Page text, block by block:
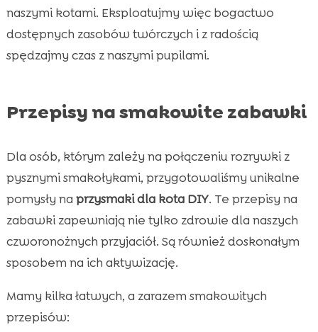
naszymi kotami. Eksploatujmy więc bogactwo
dostępnych zasobów twórczych i z radością
spędzajmy czas z naszymi pupilami.
Przepisy na smakowite zabawki
Dla osób, którym zależy na połączeniu rozrywki z
pysznymi smakołykami, przygotowaliśmy unikalne
pomysły na przysmaki dla kota DIY. Te przepisy na
zabawki zapewniają nie tylko zdrowie dla naszych
czworonożnych przyjaciół. Są również doskonałym
sposobem na ich aktywizację.
Mamy kilka łatwych, a zarazem smakowitych
przepisów: